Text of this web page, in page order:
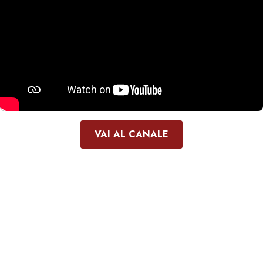
VAI AL CANALE